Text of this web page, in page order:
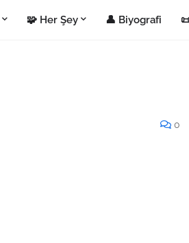
🧩 Her Şey 👤 Biyografi
0